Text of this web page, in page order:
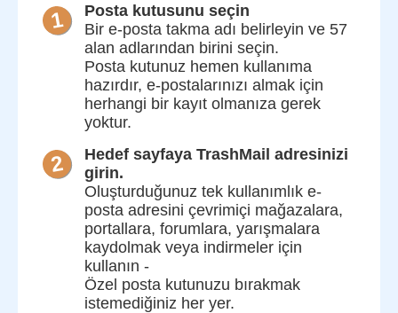
Posta kutusunu seçin
Bir e-posta takma adı belirleyin ve 57
alan adlarından birini seçin.
Posta kutunuz hemen kullanıma
hazırdır, e-postalarınızı almak için
herhangi bir kayıt olmanıza gerek
yoktur.
Hedef sayfaya TrashMail adresinizi
girin.
Oluşturduğunuz tek kullanımlık e-
posta adresini çevrimiçi mağazalara,
portallara, forumlara, yarışmalara
kaydolmak veya indirmeler için
kullanın -
Özel posta kutunuzu bırakmak
istemediğiniz her yer.